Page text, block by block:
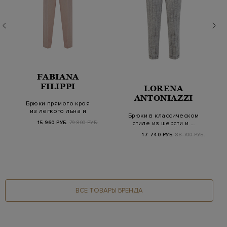
FABIANA
FILIPPI
Брюки прямого кроя
из легкого льна и
вискозы
15 960 РУБ. 79 800 РУБ.
LORENA
ANTONIAZZI
Брюки в классическом
стиле из шерсти и …
17 740 РУБ. 88 700 РУБ.
ВСЕ ТОВАРЫ БРЕНДА